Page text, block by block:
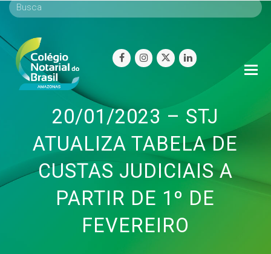
facebookinstagram
twitterlinkedin
20/01/2023 – STJ
ATUALIZA TABELA DE
CUSTAS JUDICIAIS A
PARTIR DE 1º DE
FEVEREIRO